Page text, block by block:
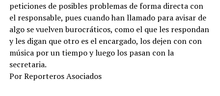
peticiones de posibles problemas de forma directa con
el responsable, pues cuando han llamado para avisar de
algo se vuelven burocráticos, como el que les respondan
y les digan que otro es el encargado, los dejen con con
música por un tiempo y luego los pasan con la
secretaria.
Por Reporteros Asociados